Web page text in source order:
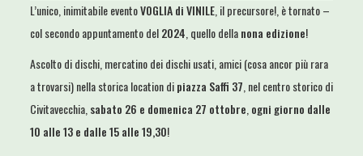
L’unico, inimitabile eventoVOGLIA di VINILE , il precursore!, è tornato –
col secondo appuntamento del2024 , quello dellanona edizione!
Ascolto di dischi, mercatino dei dischi usati, amici (cosa ancor più rara
a trovarsi) nella storica location dipiazza Saffi 37 , nel centro storico di
Civitavecchia, sabato 26 e domenica 27 ottobre ogni giorno dalle
10 alle 13 e dalle 15 alle 19,30!